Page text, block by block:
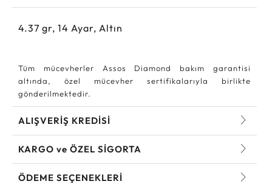
4.37 gr, 14 Ayar, Altın
Tüm mücevherler Assos Diamond bakım garantisi
altında, özel mücevher sertifikalarıyla birlikte
gönderilmektedir.
ALIŞVERİŞ KREDİSİ
KARGO ve ÖZEL SİGORTA
ÖDEME SEÇENEKLERİ